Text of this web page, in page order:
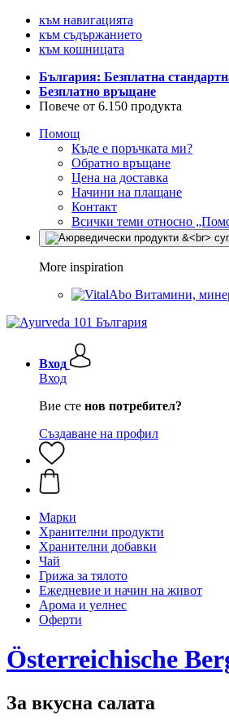
към навигацията
към съдържанието
към кошницата
България: Безплатна
Безплатно връщане
Повече от 6.150 продукта
Помощ
Къде е поръчката ми?
Обратно връщане
Цена на доставка
Начини на плащане
Контакт
Всички теми относно
More inspiration
Витамини,
Вход
Вход
Вие сте нов потребител?
Създаване на профил
Марки
Хранителни продукти
Хранителни добавки
Чай
Грижа за тялото
Ежедневие и начин на живот
Арома и уелнес
Оферти
Österreichische
За вкусна салата